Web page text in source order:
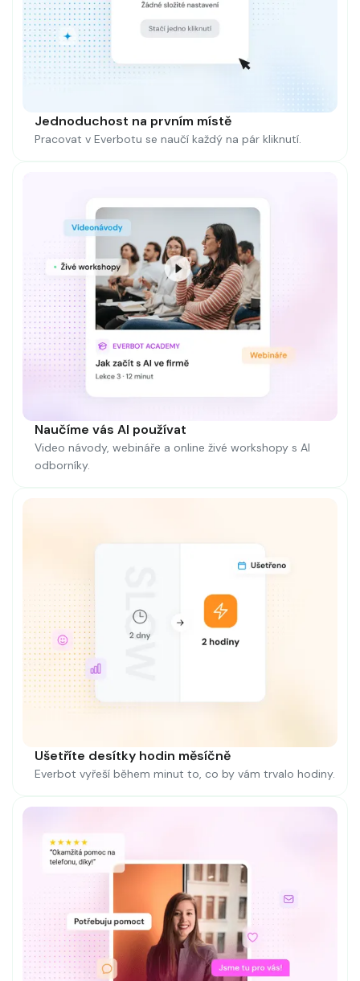
Jednoduchost na prvním místě
Pracovat v Everbotu se naučí každý na pár kliknutí.
Naučíme vás AI používat
Video návody, webináře a online živé workshopy s AI
odborníky.
Ušetříte desítky hodin měsíčně
Everbot vyřeší během minut to, co by vám trvalo hodiny.